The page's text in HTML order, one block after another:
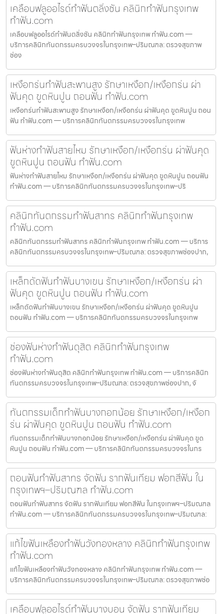
เคลือบฟลูออไรด์ทำฟันตลิ่งชัน คลินิกทำฟันกรุงเทพ
ทำฟัน.com
เคลือบฟลูออไรด์ทำฟันตลิ่งชัน คลินิกทำฟันกรุงเทพ ทำฟัน.com —
บริการคลินิกทันตกรรมครบวงจรในกรุงเทพ–ปริมณฑล: ตรวจสุขภาพ
ช่อง
เหงือกร่นทำฟันสะพานสูง รักษาเหงือก/เหงือกร่น ผ่า
ฟันคุด ขูดหินปูน ถอนฟัน ทำฟัน.com
เหงือกร่นทำฟันสะพานสูง รักษาเหงือก/เหงือกร่น ผ่าฟันคุด ขูดหินปูน ถอน
ฟัน ทำฟัน.com — บริการคลินิกทันตกรรมครบวงจรในกรุงเทพ
ฟันห่างทำฟันสายไหม รักษาเหงือก/เหงือกร่น ผ่าฟันคุด
ขูดหินปูน ถอนฟัน ทำฟัน.com
ฟันห่างทำฟันสายไหม รักษาเหงือก/เหงือกร่น ผ่าฟันคุด ขูดหินปูน ถอนฟัน
ทำฟัน.com — บริการคลินิกทันตกรรมครบวงจรในกรุงเทพ–ปริ
คลินิกทันตกรรมทำฟันสาทร คลินิกทำฟันกรุงเทพ
ทำฟัน.com
คลินิกทันตกรรมทำฟันสาทร คลินิกทำฟันกรุงเทพ ทำฟัน.com — บริการ
คลินิกทันตกรรมครบวงจรในกรุงเทพ–ปริมณฑล: ตรวจสุขภาพช่องปาก,
เหล็กดัดฟันทำฟันบางเขน รักษาเหงือก/เหงือกร่น ผ่า
ฟันคุด ขูดหินปูน ถอนฟัน ทำฟัน.com
เหล็กดัดฟันทำฟันบางเขน รักษาเหงือก/เหงือกร่น ผ่าฟันคุด ขูดหินปูน
ถอนฟัน ทำฟัน.com — บริการคลินิกทันตกรรมครบวงจรในกรุงเทพ
ช่องฟันห่างทำฟันดุสิต คลินิกทำฟันกรุงเทพ
ทำฟัน.com
ช่องฟันห่างทำฟันดุสิต คลินิกทำฟันกรุงเทพ ทำฟัน.com — บริการคลินิก
ทันตกรรมครบวงจรในกรุงเทพ–ปริมณฑล: ตรวจสุขภาพช่องปาก, จั
ทันตกรรมเด็กทำฟันบางกอกน้อย รักษาเหงือก/เหงือก
ร่น ผ่าฟันคุด ขูดหินปูน ถอนฟัน ทำฟัน.com
ทันตกรรมเด็กทำฟันบางกอกน้อย รักษาเหงือก/เหงือกร่น ผ่าฟันคุด ขูด
หินปูน ถอนฟัน ทำฟัน.com — บริการคลินิกทันตกรรมครบวงจรในกร
ถอนฟันทำฟันสาทร จัดฟัน รากฟันเทียม ฟอกสีฟัน ใน
กรุงเทพฯ–ปริมณฑล ทำฟัน.com
ถอนฟันทำฟันสาทร จัดฟัน รากฟันเทียม ฟอกสีฟัน ในกรุงเทพฯ–ปริมณฑล
ทำฟัน.com — บริการคลินิกทันตกรรมครบวงจรในกรุงเทพ–ปริมณฑล:
แก้ไขฟันเหลืองทำฟันวังทองหลาง คลินิกทำฟันกรุงเทพ
ทำฟัน.com
แก้ไขฟันเหลืองทำฟันวังทองหลาง คลินิกทำฟันกรุงเทพ ทำฟัน.com —
บริการคลินิกทันตกรรมครบวงจรในกรุงเทพ–ปริมณฑล: ตรวจสุขภาพช่อ
เคลือบฟลูออไรด์ทำฟันบางบอน จัดฟัน รากฟันเทียม